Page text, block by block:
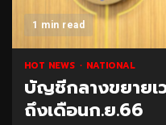
1 min read
HOT NEWS NATIONAL
บัญชีกลางขยายเ
ถึงเดือนก.ย.66